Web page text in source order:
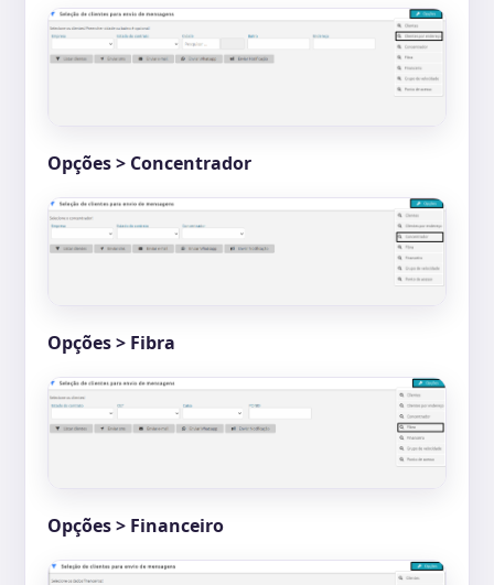
Opções > Concentrador
Opções > Fibra
Opções > Financeiro